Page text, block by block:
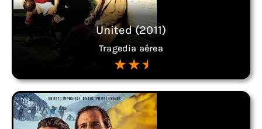
United (2011)
Tragedia aérea